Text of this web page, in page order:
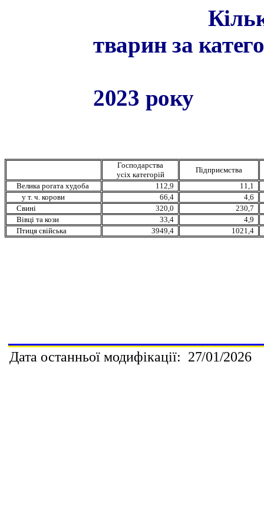
тварин за
2023 року
Господарства
усіх категорій
Підприємства
Велика рогата худоба
112,9
11,1
у т. ч. корови
66,4
4,6
Свині
320,0
230,7
Вівці та кози
33,4
4,9
Птиця свійська
3949,4 1021,4
Дата останньої модифікації: 27/01/2026